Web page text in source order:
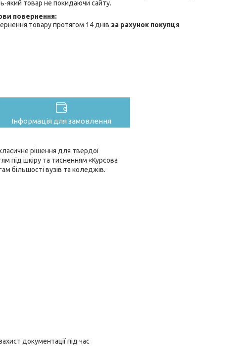
який товар не покидаючи сайту.
товару протягом 14 днів за рахунок покупця
Інформація для замовлення
рішення для твердої
під шкіру та тисненням «Курсова
більшості вузів та коледжів.
документації під час